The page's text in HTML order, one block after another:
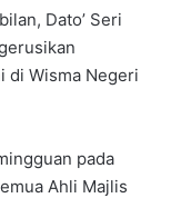
Dato’ Seri
di Wisma Negeri
pada
Ahli Majlis